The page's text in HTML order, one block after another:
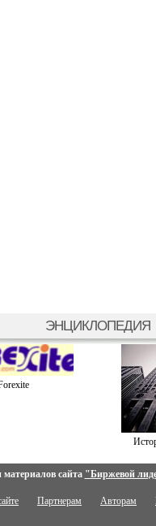
ЭНЦИКЛОПЕДИЯ
сайта "Биржевой
Партнерам Авторам